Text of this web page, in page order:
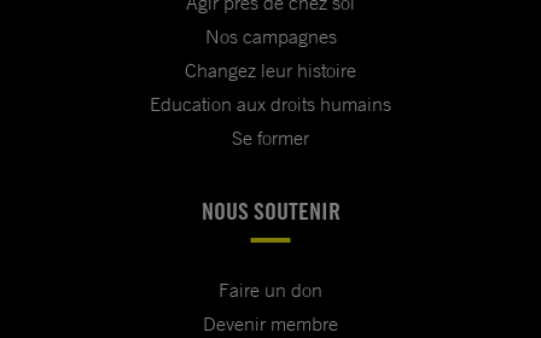
Nos campagnes
Changez leur histoire
Education aux droits humains
Se former
NOUS SOUTENIR
Faire un don
Devenir membre